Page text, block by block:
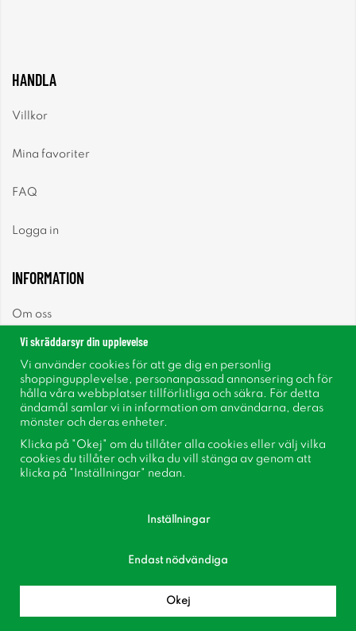
HANDLA
Villkor
Mina favoriter
FAQ
Logga in
INFORMATION
Om oss
Nyhetsbrev
Om cookies
Inspiration
Bli medlem i vår kundklubb!
Vi skräddarsyr din upplevelse
Vi använder cookies för att ge dig en personlig
shoppingupplevelse, personanpassad annonsering och för
hålla våra webbplatser tillförlitliga och säkra. För detta
ändamål samlar vi in information om användarna, deras
mönster och deras enheter.
Klicka på "Okej" om du tillåter alla cookies eller välj vilka
cookies du tillåter och vilka du vill stänga av genom att
klicka på "Inställningar" nedan.
Inställningar
Endast nödvändiga
Okej